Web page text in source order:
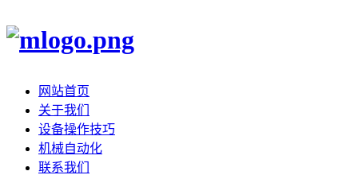
网站首页
关于我们
设备操作技巧
机械自动化
联系我们